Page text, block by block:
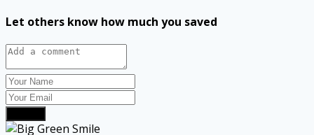
Let others know how much you saved